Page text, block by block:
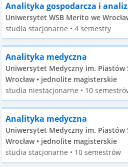
Analityka gospodarcza i
Uniwersytet WSB Merito we
studia stacjonarne • 4 semestry
Analityka medyczna
Uniwersytet Medyczny im. Piastów
Wrocław • jednolite magisterskie
studia niestacjonarne • 10
Analityka medyczna
Uniwersytet Medyczny im. Piastów
Wrocław • jednolite magisterskie
studia stacjonarne • 10 semestrów